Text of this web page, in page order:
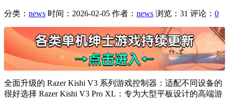
分类： news 时间：2026-02-05 作者： news 浏览：31 评论： 0
全面升级的 Razer Kishi V3 系列游戏控制器：适配不同设备的
很好选择 Razer Kishi V3 Pro XL：专为大型平板设计的高端游